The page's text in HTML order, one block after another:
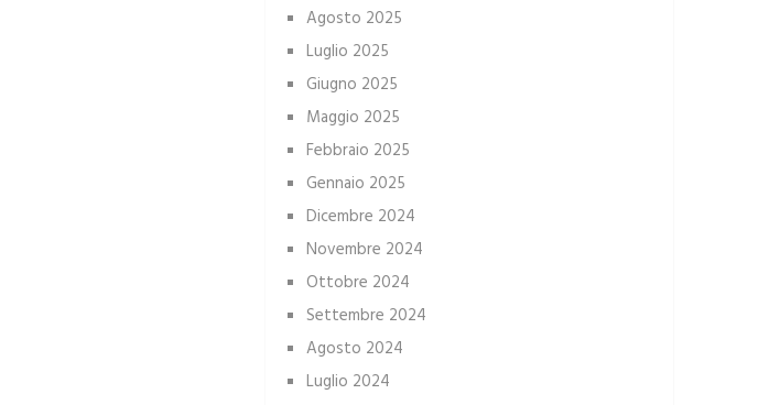
Agosto 2025
Luglio 2025
Giugno 2025
Maggio 2025
Febbraio 2025
Gennaio 2025
Dicembre 2024
Novembre 2024
Ottobre 2024
Settembre 2024
Agosto 2024
Luglio 2024